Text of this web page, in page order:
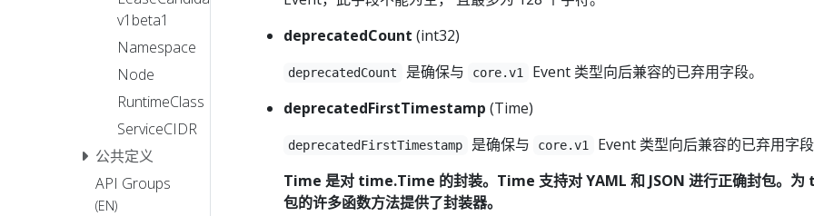
v1beta1
Namespace
Node
RuntimeClass
ServiceCIDR
公共定义
API Groups
(EN)
deprecatedCount (int32)
deprecatedCount 是确保与 core.v1
Event 类型向后兼容的已弃用字段。
deprecatedFirstTimestamp (Time)
deprecatedFirstTimestamp 是确保与 core.v1
Event 类型向后兼容的已弃用字段
Time 是对 time.Time 的封装。Time 支持对 YAML 和 JSON 进行正确封包。为
包的许多函数方法提供了封装器。